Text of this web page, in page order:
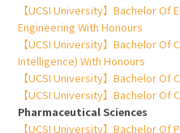
【UCSI University】Bachelor Of
Engineering With Honours
【UCSI University】Bachelor
Intelligence) With Honours
【UCSI University】Bachelor Of
【UCSI University】Bachelor Of
Pharmaceutical Sciences
【UCSI University】Bachelor Of